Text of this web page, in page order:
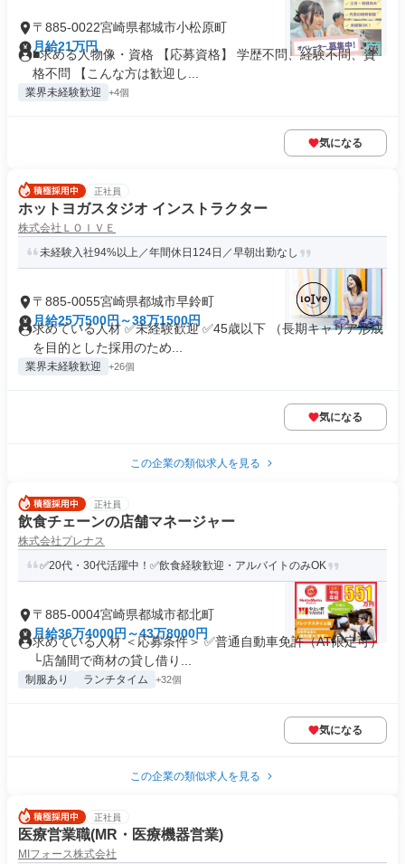
〒885-0022宮崎県都城市小松原町
月給21万円
■求める人物像・資格 【応募資格】 学歴不問、経験不問、資
格不問 【こんな方は歓迎し...
業界未経験歓迎 +4個
気になる
正社員
ホットヨガスタジオ インストラクター
株式会社ＬＯＩＶＥ
未経験入社94%以上／年間休日124日／早朝出勤なし
〒885-0055宮崎県都城市早鈴町
月給25万500円～38万1500円
求めている人材 ✅未経験歓迎 ✅45歳以下 （長期キャリア形成
を目的とした採用のため...
業界未経験歓迎 +26個
気になる
この企業の類似求人を見る
正社員
飲食チェーンの店舗マネージャー
株式会社プレナス
✅20代・30代活躍中！✅飲食経験歓迎・アルバイトのみOK
〒885-0004宮崎県都城市都北町
月給36万4000円～43万8000円
求めている人材 ＜応募条件＞ ✅普通自動車免許（AT限定可）
└店舗間で商材の貸し借り...
制服あり ランチタイム +32個
気になる
この企業の類似求人を見る
正社員
医療営業職(MR・医療機器営業)
MIフォース株式会社